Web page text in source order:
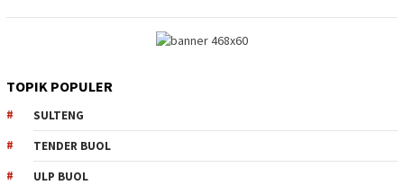
TOPIK POPULER
SULTENG
TENDER BUOL
ULP BUOL